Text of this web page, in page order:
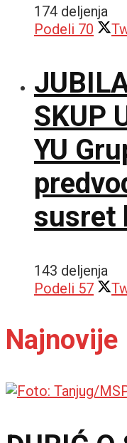
174 deljenja
Podeli 70
SKUP
YU
susret
143 deljenja
Podeli 57
Najnovije